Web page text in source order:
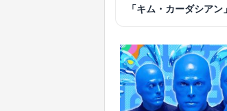
「キム・カーダシア